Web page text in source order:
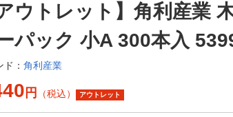
アウトレット】角利産業
パック 小A 300本入
： 角利産業
円 （税込） アウトレット